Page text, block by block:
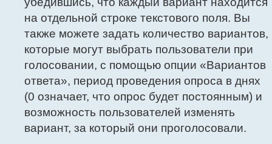
на отдельной строке текстового поля. Вы
также можете задать количество вариантов,
которые могут выбрать пользователи при
голосовании, с помощью опции «Вариантов
ответа», период проведения опроса в днях
(0 означает, что опрос будет постоянным) и
возможность пользователей изменять
вариант, за который они проголосовали.